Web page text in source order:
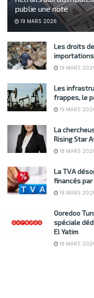
publie une note
19 MARS 2026
Les droits
19 MARS
Les
frappes, le
19 MARS
La
Rising Star
18 MARS
La TVA
financés
18 MARS
Ooredoo
spéciale
El Yatim
18 MARS